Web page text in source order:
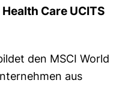
Care UCITS
den MSCI World
aus